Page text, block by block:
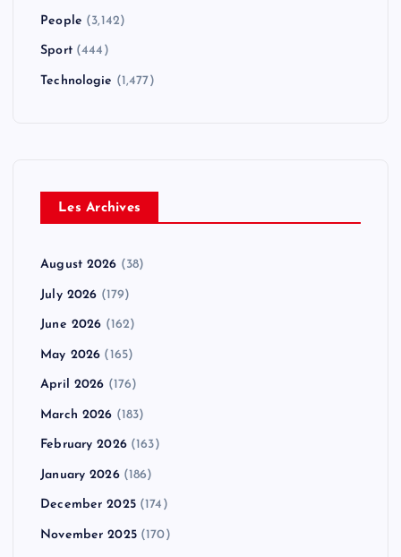
People (3,142)
Sport(444)
Technologie (1,477)
Les Archives
August 2026 (38)
July 2026 (179)
June 2026 (162)
May 2026 (165)
April 2026 (176)
March 2026 (183)
February 2026(163)
January 2026(186)
December 2025(174)
November 2025(170)